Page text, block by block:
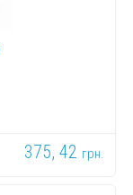
375, 42 грн.